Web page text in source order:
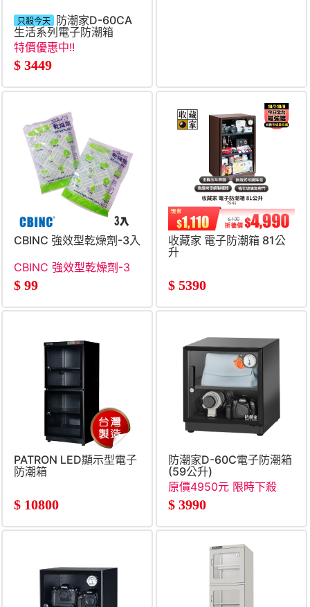
只殺今天
防潮家D-60CA
生活系列電子防潮箱
特價優惠中!!
$ 3449
CBINC 強效型乾燥劑-3入
CBINC 強效型乾燥劑-3
入
$ 99
收藏家 電子防潮箱 81公
升
$ 5390
PATRON LED顯示型電子
防潮箱
$ 10800
防潮家D-60C電子防潮箱
(59公升)
原價4950元 限時下殺
$ 3990